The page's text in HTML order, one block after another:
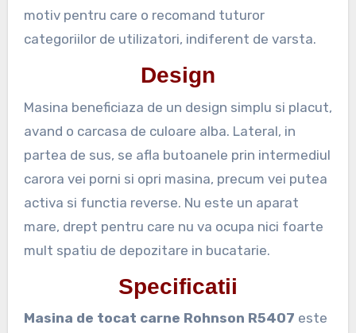
motiv pentru care o recomand tuturor
categoriilor de utilizatori, indiferent de varsta.
Design
Masina beneficiaza de un design simplu si placut,
avand o carcasa de culoare alba. Lateral, in
partea de sus, se afla butoanele prin intermediul
carora vei porni si opri masina, precum vei putea
activa si functia reverse. Nu este un aparat
mare, drept pentru care nu va ocupa nici foarte
mult spatiu de depozitare in bucatarie.
Specificatii
Masina de tocat carne Rohnson R5407 este